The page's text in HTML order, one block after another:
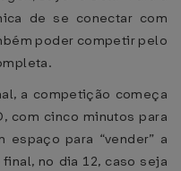
de se conectar com
poder competir pelo
a competição começa
com cinco minutos para
espaço para “vender” a
no dia 12, caso seja